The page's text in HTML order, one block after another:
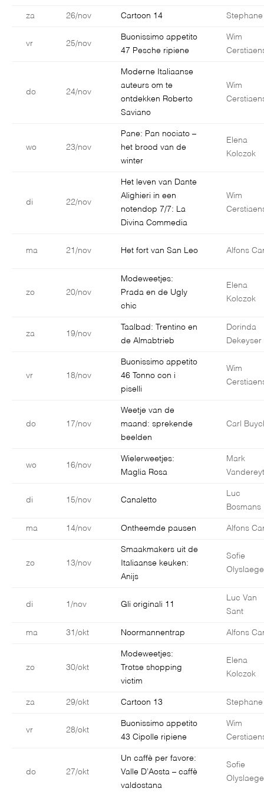
za 26/nov Cartoon 14 Stephane
vr 25/nov
Buonissimo appetito
47 Pesche ripiene
Wim
do 24/nov
Moderne Italiaanse
auteurs om te
ontdekken Roberto
Saviano
Wim
wo 23/nov
Pane: Pan nociato –
het brood van de
winter
Elena
Kolczok
di 22/nov
Het leven van Dante
Alighieri in een
notendop 7/7: La
Divina Commedia
Wim
ma 21/nov Het fort van San Leo Alfons
zo 20/nov
Modeweetjes:
Prada en de Ugly
chic
Elena
Kolczok
za 19/nov
Taalbad: Trentino en
de Almabtrieb
Dorinda
Dekeyser
vr 18/nov
Buonissimo appetito
46 Tonno con i
piselli
Wim
do 17/nov
Weetje van de
maand: sprekende
beelden
Carl
wo 16/nov
Wielerweetjes:
Maglia Rosa
Mark
Vandereyt
di 15/nov Canaletto
Luc
Bosmans
ma 14/nov Ontheemde pausen Alfons
zo 13/nov
Smaakmakers uit de
Italiaanse keuken:
Anijs
Sofie
di 1/nov Gli originali 11
Luc Van
Sant
ma 31/okt Noormannentrap Alfons
zo 30/okt
Modeweetjes:
Trotse shopping
victim
Elena
Kolczok
za 29/okt Cartoon 13 Stephane
vr 28/okt
Buonissimo appetito
43 Cipolle ripiene
Wim
do 27/okt
Un caffè per favore:
Valle D’Aosta – caffè
valdostana
Sofie